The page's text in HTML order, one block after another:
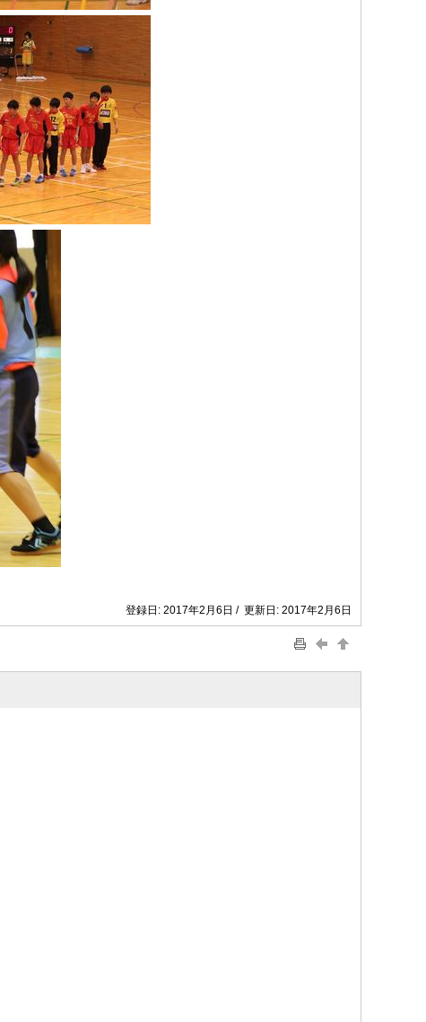
登録日: 2017年2月6日 / 更新日: 2017年2月6日